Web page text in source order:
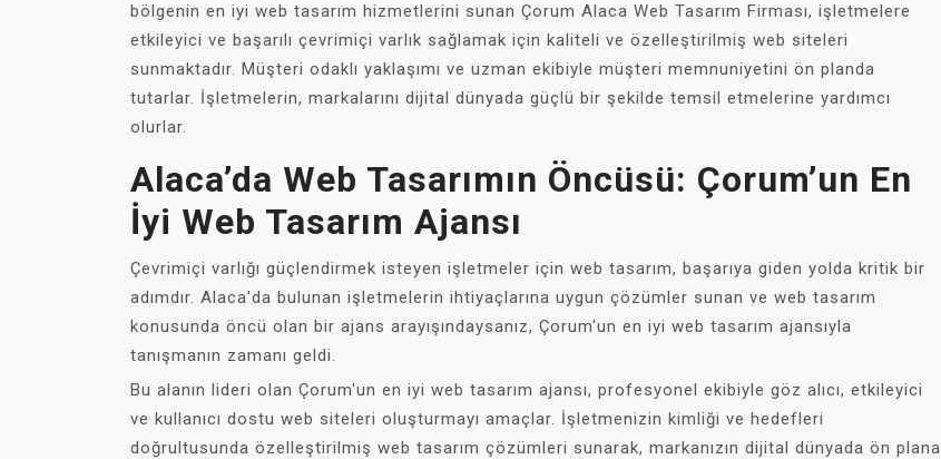
bölgenin en iyi web tasarım hizmetlerini sunan Çorum Alaca Web Tasarım Firması, işletmelere
etkileyici ve başarılı çevrimiçi varlık sağlamak için kaliteli ve özelleştirilmiş web siteleri
sunmaktadır. Müşteri odaklı yaklaşımı ve uzman ekibiyle müşteri memnuniyetini ön planda
tutarlar. İşletmelerin, markalarını dijital dünyada güçlü bir şekilde temsil etmelerine yardımcı
olurlar.
Alaca’da Web Tasarımın Öncüsü: Çorum’un En
İyi Web Tasarım Ajansı
Çevrimiçi varlığı güçlendirmek isteyen işletmeler için web tasarım, başarıya giden yolda kritik bir
adımdır. Alaca'da bulunan işletmelerin ihtiyaçlarına uygun çözümler sunan ve web tasarım
konusunda öncü olan bir ajans arayışındaysanız, Çorum'un en iyi web tasarım ajansıyla
tanışmanın zamanı geldi.
Bu alanın lideri olan Çorum'un en iyi web tasarım ajansı, profesyonel ekibiyle göz alıcı, etkileyici
ve kullanıcı dostu web siteleri oluşturmayı amaçlar. İşletmenizin kimliği ve hedefleri
doğrultusunda özelleştirilmiş web tasarım çözümleri sunarak, markanızın dijital dünyada ön plana